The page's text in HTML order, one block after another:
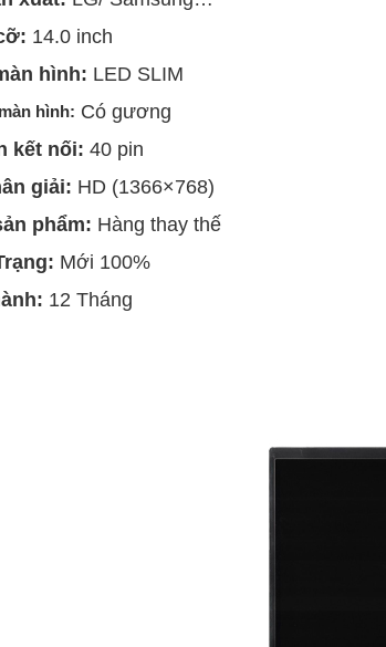
14.0 inch
hình: LED SLIM
hình: Có gương
kết nối: 40 pin
giải: HD (1366×768)
phẩm: Hàng thay thế
Mới 100%
12 Tháng